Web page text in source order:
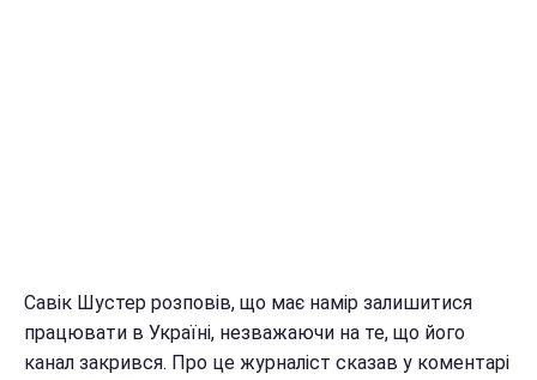
Савік Шустер розповів, що має намір залишитися
працювати в Україні, незважаючи на те, що його
канал закрився. Про це журналіст сказав у коментарі